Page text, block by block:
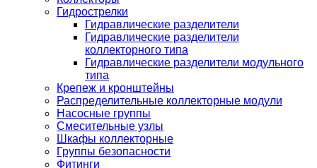
Гидрострелки
Гидравлические разделители
Гидравлические разделители
коллекторного типа
Гидравлические разделители модульного
типа
Крепеж и кронштейны
Распределительные коллекторные модули
Насосные группы
Смесительные узлы
Шкафы коллекторные
Группы безопасности
Фитинги